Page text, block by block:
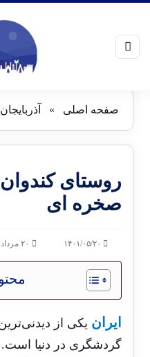
صفحه اصلی »
روستای
صخره ای
۲۰ مرداد ۱۴۰۱
ایران یکی از
گردشگری در دنیا است.